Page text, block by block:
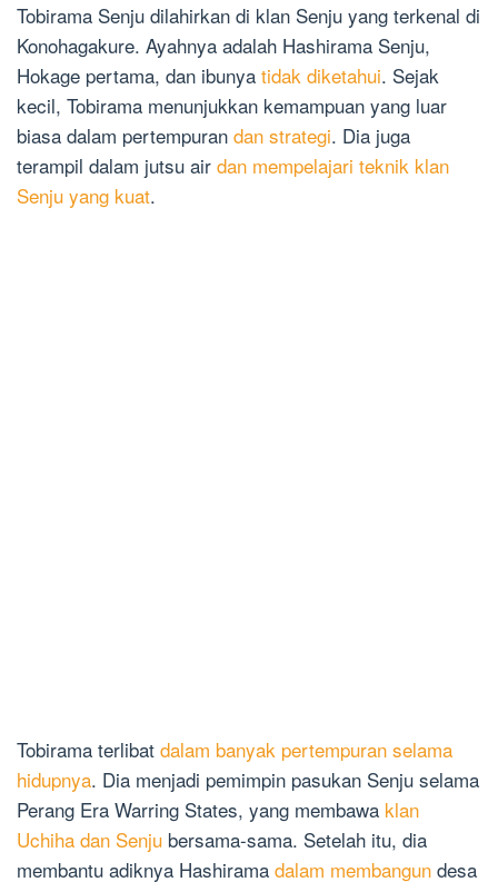
Tobirama Senju dilahirkan di klan Senju yang terkenal di
Konohagakure. Ayahnya adalah Hashirama Senju,
Hokage pertama, dan ibunya tidak diketahui. Sejak
kecil, Tobirama menunjukkan kemampuan yang luar
biasa dalam pertempuran dan strategi. Dia juga
terampil dalam jutsu air dan mempelajari teknik klan
Senju yang kuat.
Tobirama terlibat dalam banyak pertempuran selama
hidupnya. Dia menjadi pemimpin pasukan Senju selama
Perang Era Warring States, yang membawa klan
Uchiha dan Senju bersama-sama. Setelah itu, dia
membantu adiknya Hashirama dalam membangun desa